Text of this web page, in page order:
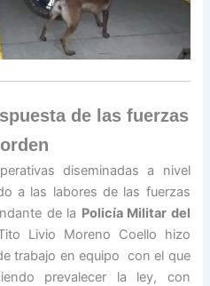
de las fuerzas
diseminadas a nivel
a las labores de las fuerzas
de la Policía Militar del
Livio Moreno Coello hizo
trabajo en equipo con el que
prevalecer la ley, con